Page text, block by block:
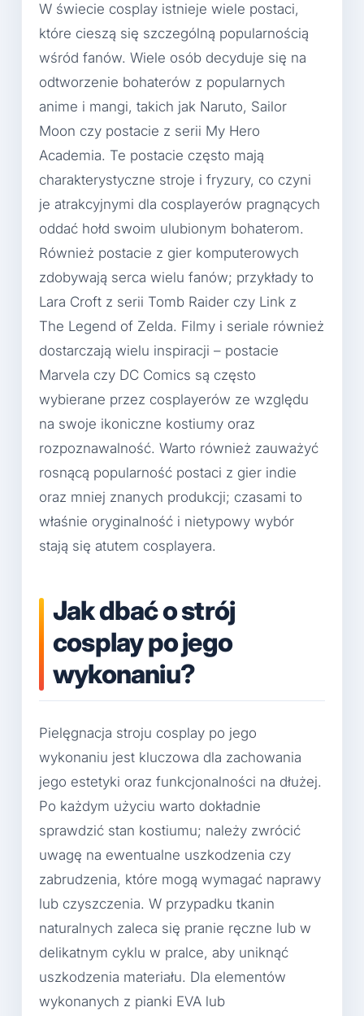
W świecie cosplay istnieje wiele postaci,
które cieszą się szczególną popularnością
wśród fanów. Wiele osób decyduje się na
odtworzenie bohaterów z popularnych
anime i mangi, takich jak Naruto, Sailor
Moon czy postacie z serii My Hero
Academia. Te postacie często mają
charakterystyczne stroje i fryzury, co czyni
je atrakcyjnymi dla cosplayerów pragnących
oddać hołd swoim ulubionym bohaterom.
Również postacie z gier komputerowych
zdobywają serca wielu fanów; przykłady to
Lara Croft z serii Tomb Raider czy Link z
The Legend of Zelda. Filmy i seriale również
dostarczają wielu inspiracji – postacie
Marvela czy DC Comics są często
wybierane przez cosplayerów ze względu
na swoje ikoniczne kostiumy oraz
rozpoznawalność. Warto również zauważyć
rosnącą popularność postaci z gier indie
oraz mniej znanych produkcji; czasami to
właśnie oryginalność i nietypowy wybór
stają się atutem cosplayera.
Jak dbać o strój
cosplay po jego
wykonaniu?
Pielęgnacja stroju cosplay po jego
wykonaniu jest kluczowa dla zachowania
jego estetyki oraz funkcjonalności na dłużej.
Po każdym użyciu warto dokładnie
sprawdzić stan kostiumu; należy zwrócić
uwagę na ewentualne uszkodzenia czy
zabrudzenia, które mogą wymagać naprawy
lub czyszczenia. W przypadku tkanin
naturalnych zaleca się pranie ręczne lub w
delikatnym cyklu w pralce, aby uniknąć
uszkodzenia materiału. Dla elementów
wykonanych z pianki EVA lub